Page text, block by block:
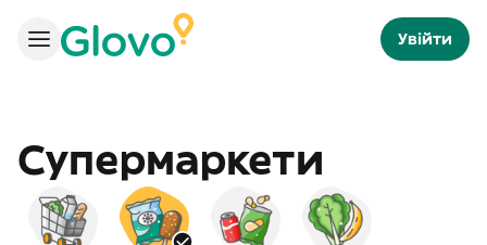
Увійти
Супермаркети